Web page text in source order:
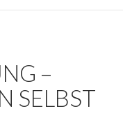
–
SELBST